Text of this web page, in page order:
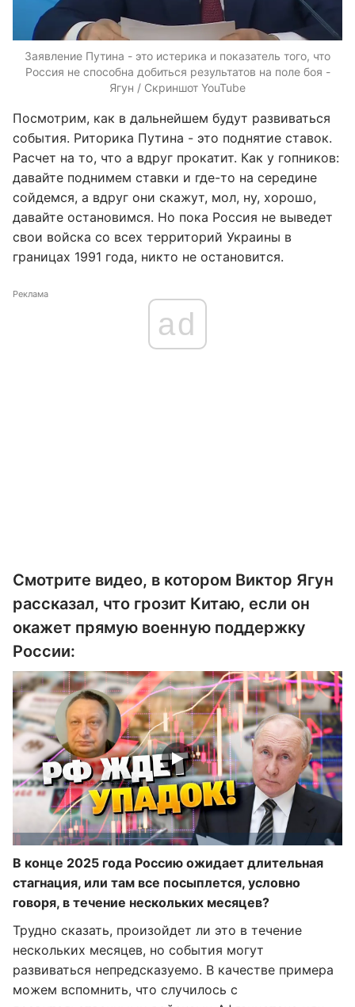
Заявление Путина - это истерика и показатель того, что
Россия не способна добиться результатов на поле боя -
Ягун / Скриншот YouTube
Посмотрим, как в дальнейшем будут развиваться
события. Риторика Путина - это поднятие ставок.
Расчет на то, что а вдруг прокатит. Как у гопников:
давайте поднимем ставки и где-то на середине
сойдемся, а вдруг они скажут, мол, ну, хорошо,
давайте остановимся. Но пока Россия не выведет
свои войска со всех территорий Украины в
границах 1991 года, никто не остановится.
Реклама
ad
Смотрите видео, в котором Виктор Ягун
рассказал, что грозит Китаю, если он
окажет прямую военную поддержку
России:
В конце 2025 года Россию ожидает длительная
стагнация, или там все посыплется, условно
говоря, в течение нескольких месяцев?
Трудно сказать, произойдет ли это в течение
нескольких месяцев, но события могут
развиваться непредсказуемо. В качестве примера
можем вспомнить, что случилось с